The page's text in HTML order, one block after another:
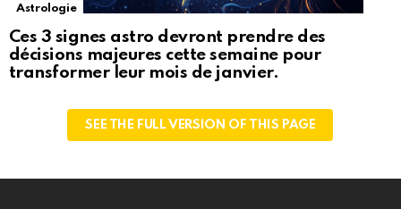
Astrologie
Ces 3 signes astro devront prendre des
décisions majeures cette semaine pour
transformer leur mois de janvier.
SEE THE FULL VERSION OF THIS PAGE